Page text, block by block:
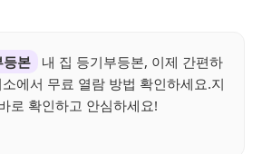
등본
내 집 등기부등본, 이제 간편하
에서 무료 열람 방법 확인하세요.지
로 확인하고 안심하세요!